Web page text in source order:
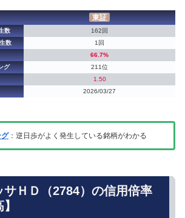
東証
数
162回
数
1回
66.7%
グ
211位
1.50
2026/03/27
：逆日歩がよく発生している銘柄がわかる
サＨＤ（2784）の信用倍率